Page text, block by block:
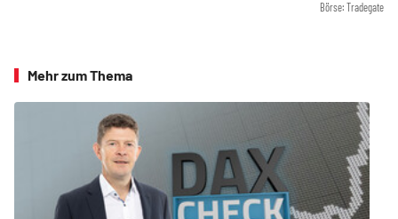
Börse: Tradegate
Mehr zum Thema